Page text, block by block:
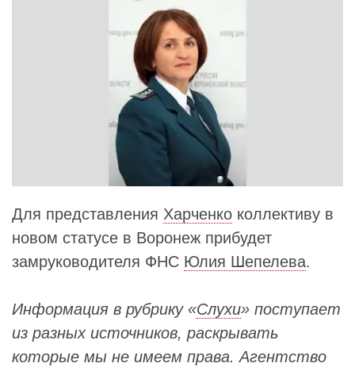
Для представления Харченко коллективу в
новом статусе в Воронеж прибудет
замруководителя ФНС Юлия Шепелева.
Информация в рубрику «Слухи» поступает
из разных источников, раскрывать
которые мы не имеем права. Агентство